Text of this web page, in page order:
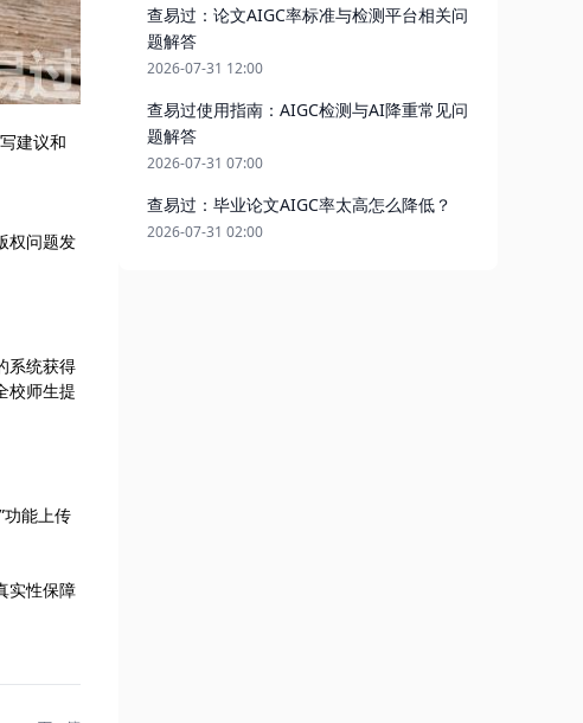
建议和
权问题发
系统获得
校师生提
能上传
实性保障
查易过：论文AIGC率标准与检测平台相关问
题解答
2026-07-31 12:00
查易过使用指南：AIGC检测与AI降重常见问
题解答
2026-07-31 07:00
查易过：毕业论文AIGC率太高怎么降低？
2026-07-31 02:00